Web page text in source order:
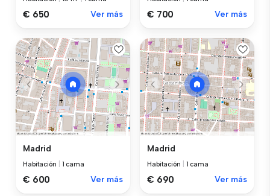
€ 650 Ver más € 700 Ver más
Madrid
Habitación 1 cama
€ 600 Ver más
Madrid
Habitación 1 cama
€ 690 Ver más